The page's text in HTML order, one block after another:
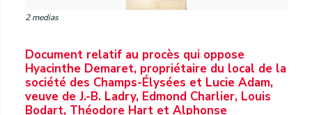
2 medias
Document relatif au procès qui oppose
Hyacinthe Demaret, propriétaire du local de la
société des Champs-Élysées et Lucie Adam,
veuve de J.-B. Ladry, Edmond Charlier, Louis
Bodart, Théodore Hart et Alphonse